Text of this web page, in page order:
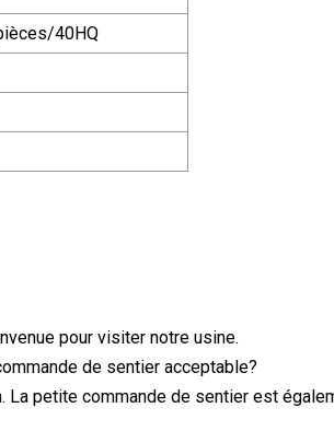
40HQ
pour visiter notre usine.
de sentier acceptable?
petite commande de sentier est